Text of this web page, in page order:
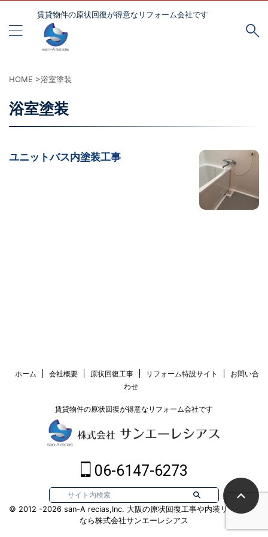
賃貸物件の原状回復が得意なリフォーム会社です
HOME >浴室塗装
浴室塗装
ユニットバス内塗装工事
ホーム 会社概要 原状回復工事 リフォーム特設サイト
お問い合
わせ
賃貸物件の原状回復が得意なリフォーム会社です
06-6147-6273
© 2012 -2026 san-A recias,Inc. 大阪の原状回復工事や内装リフォーム
なら株式会社サンエーレシアス